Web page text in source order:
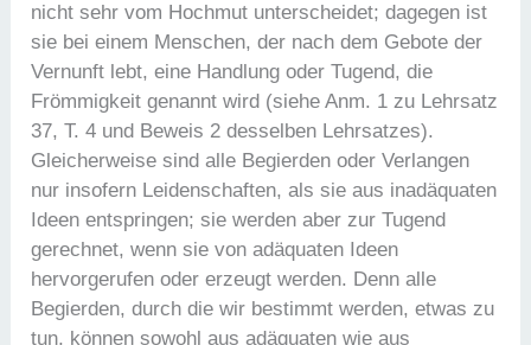
nicht sehr vom Hochmut unterscheidet; dagegen ist
sie bei einem Menschen, der nach dem Gebote der
Vernunft lebt, eine Handlung oder Tugend, die
Frömmigkeit genannt wird (siehe Anm. 1 zu Lehrsatz
37, T. 4 und Beweis 2 desselben Lehrsatzes).
Gleicherweise sind alle Begierden oder Verlangen
nur insofern Leidenschaften, als sie aus inadäquaten
Ideen entspringen; sie werden aber zur Tugend
gerechnet, wenn sie von adäquaten Ideen
hervorgerufen oder erzeugt werden. Denn alle
Begierden, durch die wir bestimmt werden, etwas zu
tun, können sowohl aus adäquaten wie aus